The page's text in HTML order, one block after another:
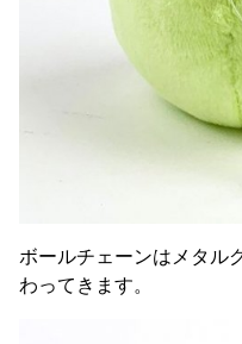
ボールチェーンはメタル
わってきます。